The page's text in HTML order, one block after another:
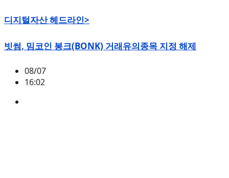
디지털자산 헤드라인>
빗썸, 밈코인 봉크(BONK) 거래유의종목 지정 해제
08/07
16:02